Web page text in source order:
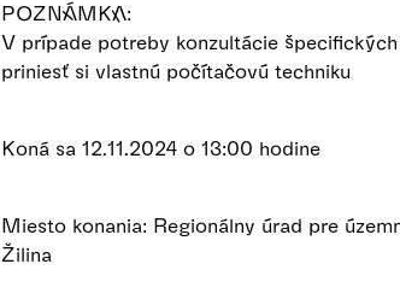
POZNÁMKA:
V prípade potreby konzultácie
priniesť si vlastnú počítačovú techniku
Koná sa 12.11.2024 o 13:00 hodine
Miesto konania: Regionálny úrad pre
Žilina